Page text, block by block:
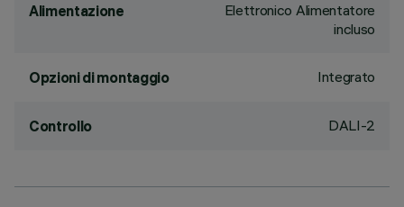
Alimentazione
Elettronico Alimentatore
incluso
Opzioni di montaggio Integrato
Controllo DALI-2